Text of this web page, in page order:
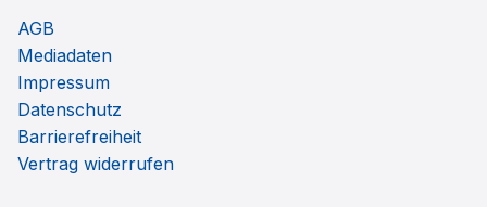
AGB
Mediadaten
Impressum
Datenschutz
Barrierefreiheit
Vertrag widerrufen